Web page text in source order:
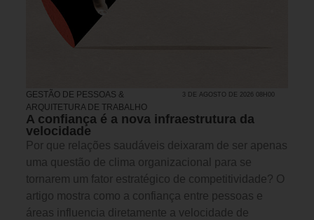
GESTÃO DE PESSOAS &
ARQUITETURA DE TRABALHO
3 DE AGOSTO DE 2026 08H00
A confiança é a nova infraestrutura da
velocidade
Por que relações saudáveis deixaram de ser apenas
uma questão de clima organizacional para se
tornarem um fator estratégico de competitividade? O
artigo mostra como a confiança entre pessoas e
áreas influencia diretamente a velocidade de